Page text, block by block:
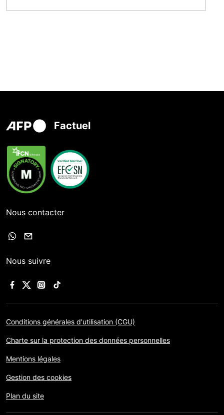
Factuel
Nous contacter
Nous suivre
Conditions générales d'utilisation (CGU)
Charte sur la protection des données personnelles
Mentions légales
Gestion des cookies
Plan du site